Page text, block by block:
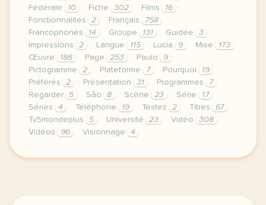
Fédérale
10 Fiche 302 Films
16
Fonctionnalités
2 Français
758
Francophones
14 Groupe 131 Guidée
3
Impressions
2 Langue 115 Lucia 9 Mise
173
Œuvre
186 Page 253 Paulo
9
Pictogramme
2 Plateforme 7 Pourquoi
19
Préférés
2 Présentation 31 Programmes
7
Regarder
5 São 8 Scène 23 Série
17
Séries
4 Téléphone 19 Testez 2 Titres
67
Tv5mondeplus
5 Université 23 Vidéo
308
Vidéos
96 Visionnage 4
continuer sans accepter le respect de votre vie